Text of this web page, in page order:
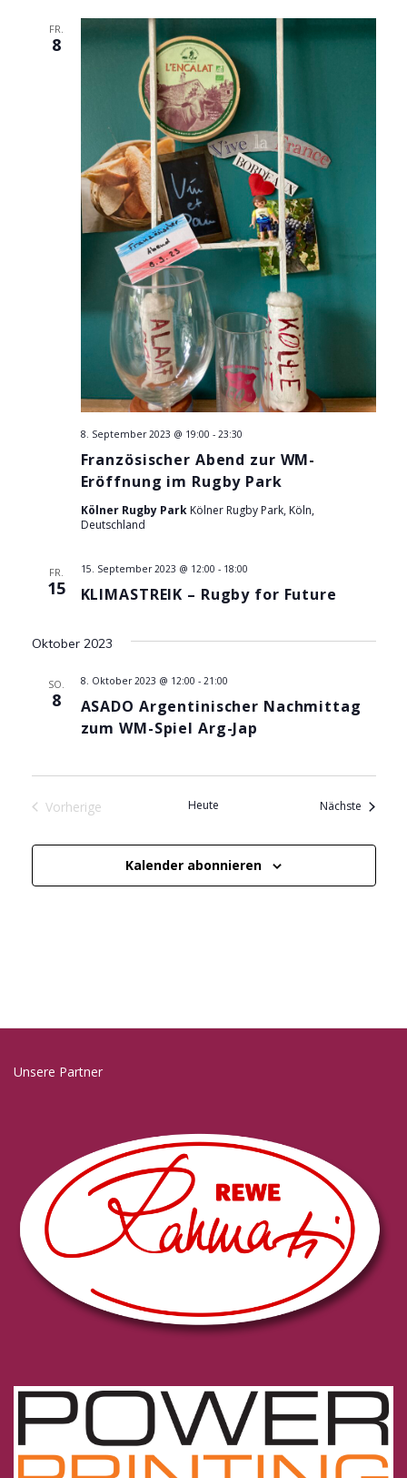
u
e
u
n
d
A
s
i
n
,
a
i
g
t
-
n
FR.
8
Französischer Abend zur WM-
Eröffnung im Rugby Park
8. September 2023 @ 19:00 - 23:30
Kölner Rugby Park Kölner Rugby Park, Köln,
Deutschland
FR.
15 KLIMASTREIK – Rugby for Future
15. September 2023 @ 12:00 - 18:00
Oktober 2023
SO.
8
ASADO Argentinischer Nachmittag
zum WM-Spiel Arg-Jap
8. Oktober 2023 @ 12:00 - 21:00
Vorherige
Heute Nächste
Kalender abonnieren
Unsere Partner